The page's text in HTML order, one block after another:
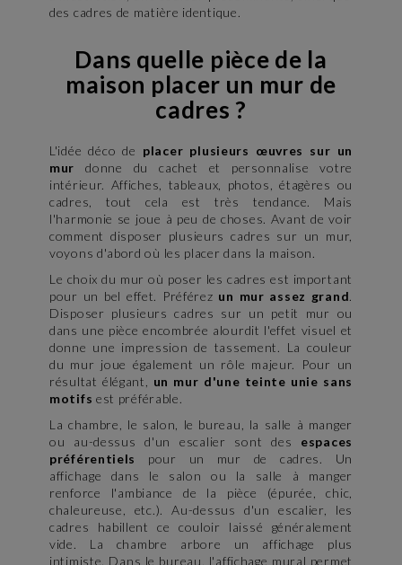
des cadres de matière identique.
Dans quelle pièce de la
maison placer un mur de
cadres ?
L'idée déco de placer plusieurs œuvres sur un
mur donne du cachet et personnalise votre
intérieur. Affiches, tableaux, photos, étagères ou
cadres, tout cela est très tendance. Mais
l'harmonie se joue à peu de choses. Avant de voir
comment disposer plusieurs cadres sur un mur,
voyons d'abord où les placer dans la maison.
Le choix du mur où poser les cadres est important
pour un bel effet. Préférez un mur assez grand.
Disposer plusieurs cadres sur un petit mur ou
dans une pièce encombrée alourdit l'effet visuel et
donne une impression de tassement. La couleur
du mur joue également un rôle majeur. Pour un
résultat élégant, un mur d'une teinte unie sans
motifs est préférable.
La chambre, le salon, le bureau, la salle à manger
ou au-dessus d'un escalier sont des espaces
préférentiels
pour un mur de cadres. Un
affichage dans le salon ou la salle à manger
renforce l'ambiance de la pièce (épurée, chic,
chaleureuse, etc.). Au-dessus d'un escalier, les
cadres habillent ce couloir laissé généralement
vide. La chambre arbore un affichage plus
intimiste. Dans le bureau, l'affichage mural permet